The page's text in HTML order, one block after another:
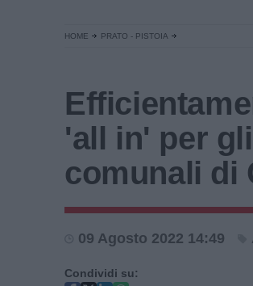
HOME PRATO - PISTOIA
'all in' per
comunali di
09 Agosto 2022 14:49
Condividi su: